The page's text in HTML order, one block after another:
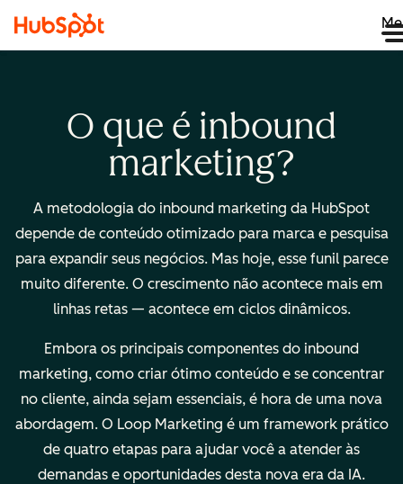
O que é inbound
marketing?
A metodologia do inbound marketing da HubSpot
depende de conteúdo otimizado para marca e pesquisa
para expandir seus negócios. Mas hoje, esse funil parece
muito diferente. O crescimento não acontece mais em
linhas retas — acontece em ciclos dinâmicos.
Embora os principais componentes do inbound
marketing, como criar ótimo conteúdo e se concentrar
no cliente, ainda sejam essenciais, é hora de uma nova
abordagem. O Loop Marketing é um framework prático
de quatro etapas para ajudar você a atender às
demandas e oportunidades desta nova era da IA.